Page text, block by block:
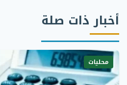
أخبار ذات صلة
محليات